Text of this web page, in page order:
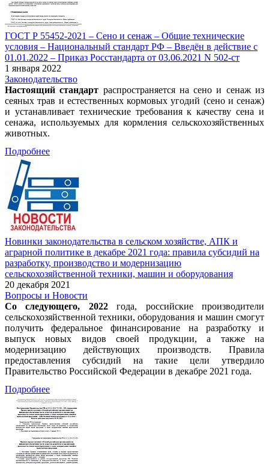
ГОСТ Р 55452-2021 – Сено и сенаж – Общие технические
условия – Национальный стандарт РФ – Введён в действие c
01.01.2022 – Приказ Росстандарта от 03.06.2021 N 502-ст
1 января 2022
Законодательство
Настоящий стандарт распространяется на сено и сенаж из
сеяных трав и естественных кормовых угодий (сено и сенаж)
и устанавливает технические требования к качеству сена и
сенажа, используемых для кормления сельскохозяйственных
животных.
Подробнее
Новинки законодательства в сельском хозяйстве, АПК и
аграрной политике в декабре 2021 года: правила субсидий на
разработку, производство и модернизацию
сельскохозяйственной техники, машин и оборудования
20 декабря 2021
Вопросы и Новости
Со следующего, 2022года, российские производители
сельскохозяйственной техники, оборудования и машин смогут
получить федеральное финансирование на разработку и
выпуск новых видов своей продукции, а также на
модернизацию действующих производств. Правила
предоставления субсидий на такие цели утвердило
Правительство Российской Федерации в декабре 2021 года.
Подробнее